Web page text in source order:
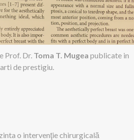
Prof. Dr. Toma T. Mugea publicate in
de prestigiu.
o intervenţie chirurgicală